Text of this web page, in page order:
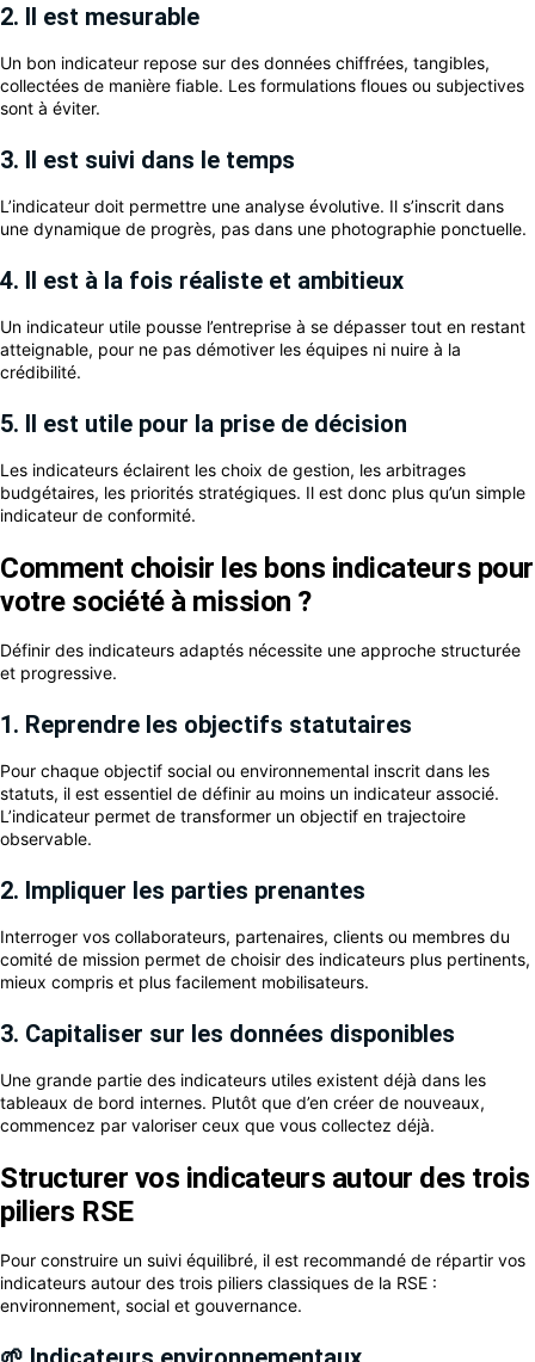
2. Il est mesurable
Un bon indicateur repose sur des données chiffrées, tangibles,
collectées de manière fiable. Les formulations floues ou subjectives
sont à éviter.
3. Il est suivi dans le temps
L’indicateur doit permettre une analyse évolutive. Il s’inscrit dans
une dynamique de progrès, pas dans une photographie ponctuelle.
4. Il est à la fois réaliste et ambitieux
Un indicateur utile pousse l’entreprise à se dépasser tout en restant
atteignable, pour ne pas démotiver les équipes ni nuire à la
crédibilité.
5. Il est utile pour la prise de décision
Les indicateurs éclairent les choix de gestion, les arbitrages
budgétaires, les priorités stratégiques. Il est donc plus qu’un simple
indicateur de conformité.
Comment choisir les bons indicateurs pour
votre société à mission ?
Définir des indicateurs adaptés nécessite une approche structurée
et progressive.
1. Reprendre les objectifs statutaires
Pour chaque objectif social ou environnemental inscrit dans les
statuts, il est essentiel de définir au moins un indicateur associé.
L’indicateur permet de transformer un objectif en trajectoire
observable.
2. Impliquer les parties prenantes
Interroger vos collaborateurs, partenaires, clients ou membres du
comité de mission permet de choisir des indicateurs plus pertinents,
mieux compris et plus facilement mobilisateurs.
3. Capitaliser sur les données disponibles
Une grande partie des indicateurs utiles existent déjà dans les
tableaux de bord internes. Plutôt que d’en créer de nouveaux,
commencez par valoriser ceux que vous collectez déjà.
Structurer vos indicateurs autour des trois
piliers RSE
Pour construire un suivi équilibré, il est recommandé de répartir vos
indicateurs autour des trois piliers classiques de la RSE :
environnement, social et gouvernance.